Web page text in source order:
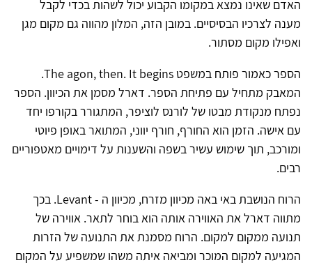
האדם שאינו נמצא במקומו הקבוע יכול לשהות בכדי לקבל
מענה לצרכיו הבסיסיים. במובן הזה, המלון מהווה גם מקום מגן
ואפילו מקום מסתור.
הספר כאמור פותח במשפט The agon, then. It begins.
המאבק מתחיל עם פתיחת הספר. דארל מסמן את הכיוון. הספר
נפתח מנקודת מבטו של לורנס לוציפר, המתגורר בקורפו יחד
עם אישה. הזמן הוא החורף, חורף יווני, המתואר באופן פיוטי
ומורכב, תוך שימוש עשיר בשפה והשענות על דימויים מאטפוריים
רבים.
הרוח הנושבת באי באה מכיוון מזרח, מכיוון ה - Levant. בכך
מתווה דארל את האווירה אותה הוא בוחר לתאר. אווירה של
תנועה ממקום למקום. הרוח מסמנת את התנועה של הזרות
המגיעה למקום המוכר ומביאה איתה משהו שמשפיע על המקום